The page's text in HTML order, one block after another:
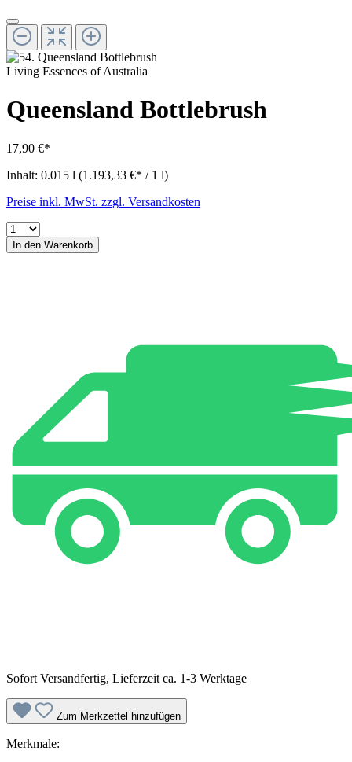
Living Essences of Australia
Queensland Bottlebrush
17,90 €*
Inhalt: 0.015 l (1.193,33 €* / 1 l)
Preise inkl. MwSt. zzgl. Versandkosten
In den Warenkorb
Sofort Versandfertig, Lieferzeit ca. 1-3 Werktage
Zum Merkzettel hinzufügen
Merkmale: